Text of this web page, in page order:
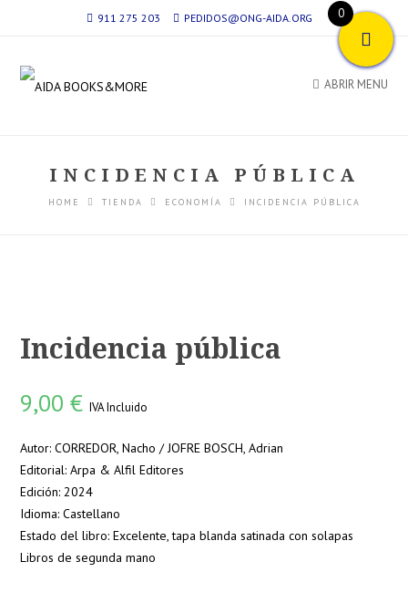
911 275 203 PEDIDOS@ONG-AIDA.ORG
ABRIR MENU
INCIDENCIA PÚBLICA
HOME TIENDA ECONOMÍA INCIDENCIA PÚBLICA
Incidencia pública
9,00€ IVA Incluido
Autor: CORREDOR, Nacho / JOFRE BOSCH, Adrian
Editorial: Arpa & Alfil Editores
Edición: 2024
Idioma: Castellano
Estado del libro: Excelente, tapa blanda satinada con solapas
Libros de segunda mano
0